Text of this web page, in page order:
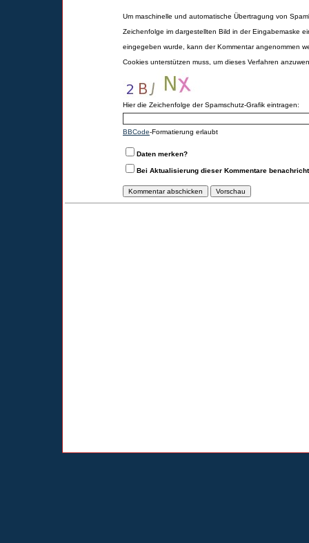
Um maschinelle und automatische Übertragung von
Zeichenfolge im dargestellten Bild in der Eingabemaske
eingegeben wurde, kann der Kommentar angenommen
Cookies unterstützen muss, um dieses Verfahren
Hier die Zeichenfolge der Spamschutz-Grafik eintragen:
BBCode-Formatierung erlaubt
Daten merken?
Bei Aktualisierung dieser Kommentare